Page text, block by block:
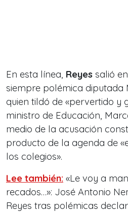
En esta línea, Reyes salió
siempre polémica diputada
quien tildó de «pervertido y
ministro de Educación,
medio de la acusación
producto de la agenda de
los colegios».
Lee también: «Le voy a
recados…»: José Antonio
Reyes tras polémicas